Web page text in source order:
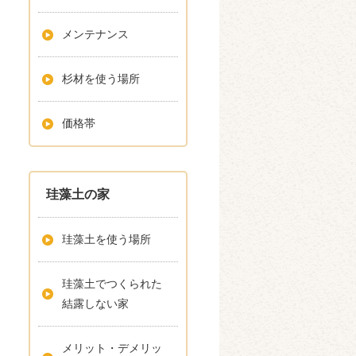
メンテナンス
杉材を使う場所
価格帯
珪藻土の家
珪藻土を使う場所
珪藻土でつくられた
結露しない家
メリット・デメリッ